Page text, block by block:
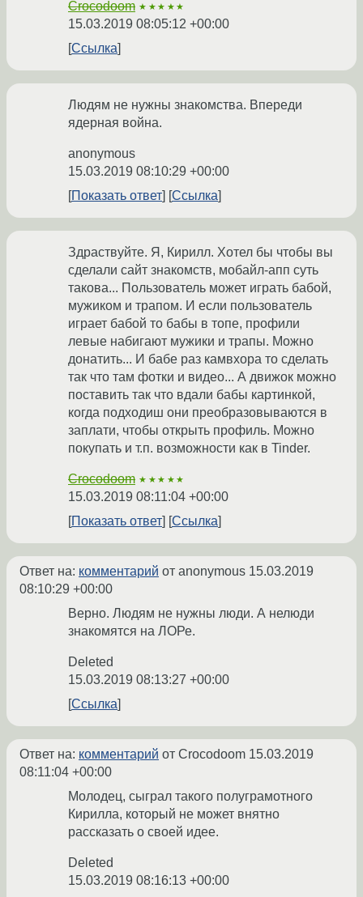
Crocodoom ★★★★★
15.03.2019 08:05:12 +00:00
Ссылка
Людям не нужны знакомства. Впереди
ядерная война.
anonymous
15.03.2019 08:10:29 +00:00
Показать ответ
Ссылка
Здраствуйте. Я, Кирилл. Хотел бы чтобы вы
сделали сайт знакомств, мобайл-апп суть
такова... Пользователь может играть бабой,
мужиком и трапом. И если пользователь
играет бабой то бабы в топе, профили
левые набигают мужики и трапы. Можно
донатить... И бабе раз камвхора то сделать
так что там фотки и видео... А движок можно
поставить так что вдали бабы картинкой,
когда подходиш они преобразовываются в
заплати, чтобы открыть профиль. Можно
покупать и т.п. возможности как в Tinder.
Crocodoom ★★★★★
15.03.2019 08:11:04 +00:00
Показать ответ
Ссылка
Ответ на: комментарий от anonymous 15.03.2019
08:10:29 +00:00
Верно. Людям не нужны люди. А нелюди
знакомятся на ЛОРе.
Deleted
15.03.2019 08:13:27 +00:00
Ссылка
Ответ на: комментарий от Crocodoom 15.03.2019
08:11:04 +00:00
Молодец, сыграл такого полуграмотного
Кирилла, который не может внятно
рассказать о своей идее.
Deleted
15.03.2019 08:16:13 +00:00